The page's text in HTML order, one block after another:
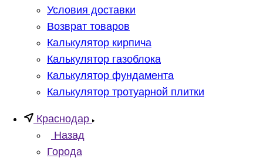
Условия доставки
Возврат товаров
Калькулятор кирпича
Калькулятор газоблока
Калькулятор фундамента
Калькулятор тротуарной плитки
Краснодар
Назад
Города